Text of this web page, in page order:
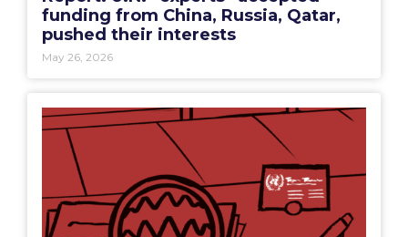
funding from China, Russia, Qatar,
pushed their interests
May 26, 2026